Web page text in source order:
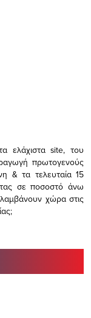
ελάχισταsite, του
πρωτογενούς
& τα τελευταία 15
σε ποσοστό άνω
χώρα στις